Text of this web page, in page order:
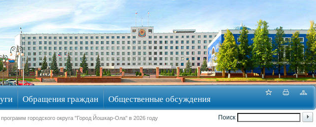
Обращения граждан Общественные обсуждения
Поиск
городского округа "Город Йошкар-Ола" в 2026 году